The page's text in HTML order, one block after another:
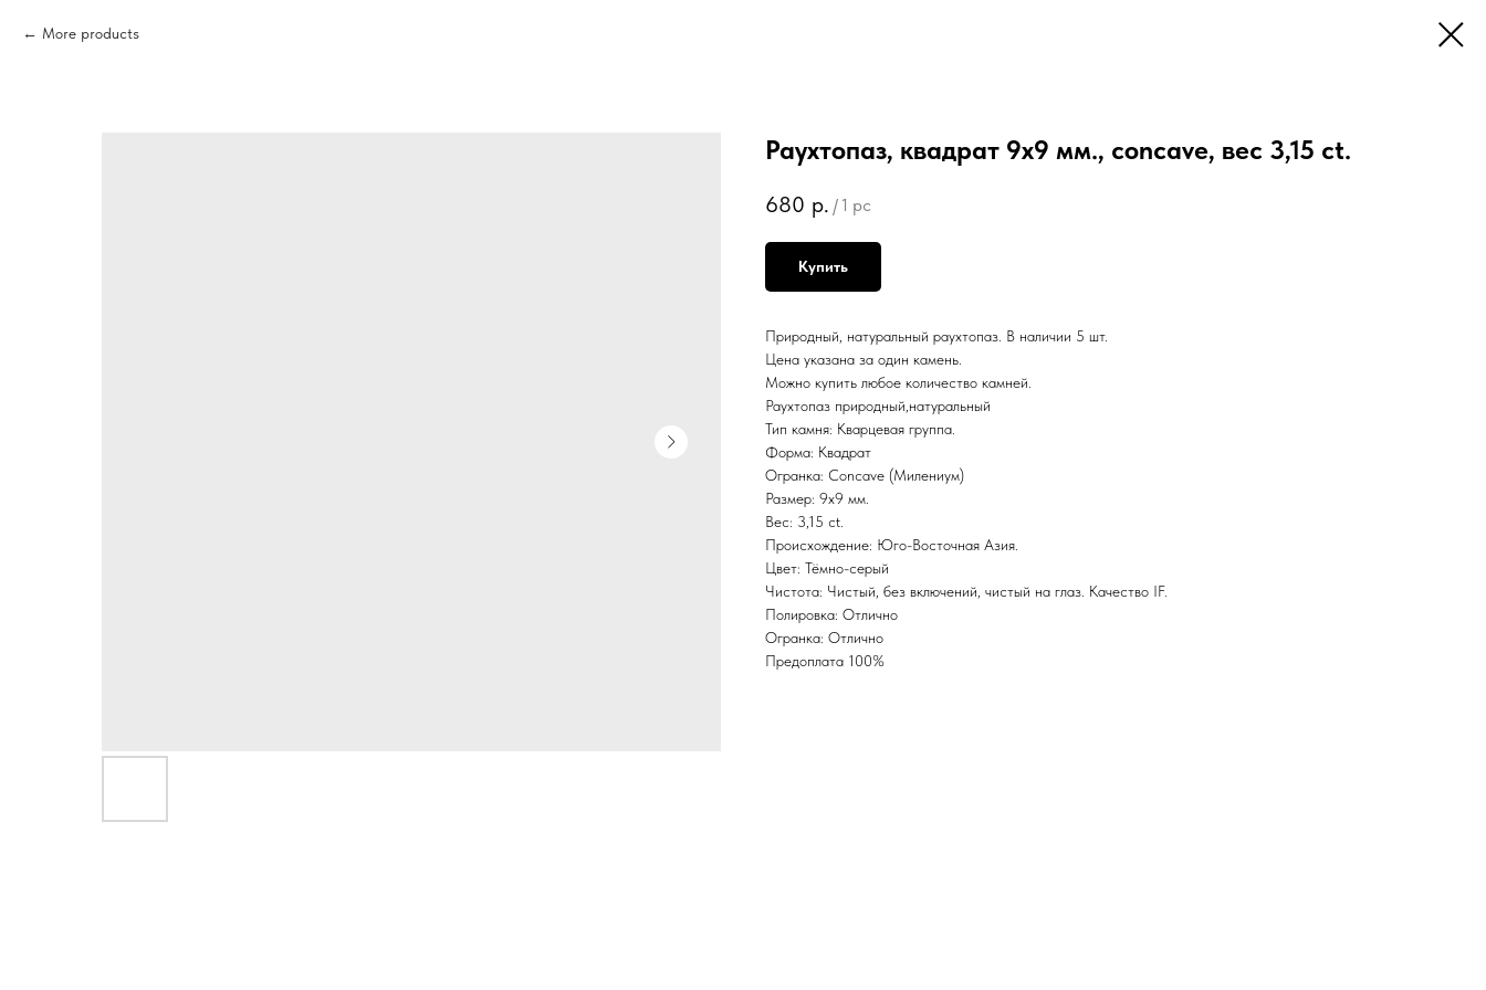
More products
Раухтопаз, квадрат 9х9 мм., concave, вес 3,15 ct.
680 р. / 1 pc
Купить
Природный, натуральный раухтопаз. В наличии 5 шт.
Цена указана за один камень.
Можно купить любое количество камней.
Раухтопаз природный,натуральный
Тип камня: Кварцевая группа.
Форма: Квадрат
Огранка: Concave (Милениум)
Размер: 9х9 мм.
Вес: 3,15 ct.
Происхождение: Юго-Восточная Азия.
Цвет: Тёмно-серый
Чистота: Чистый, без включений, чистый на глаз. Качество IF.
Полировка: Отлично
Огранка: Отлично
Предоплата 100%